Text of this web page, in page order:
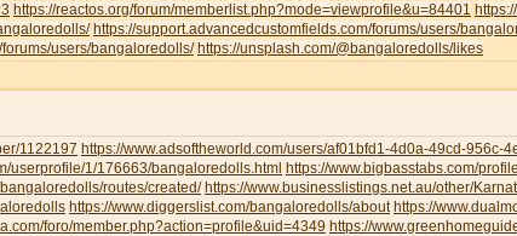
https://reactos.org/forum/memberlist.php?mode=viewprofile&u=84401
https://support.advancedcustomfields.com/forums/users/
users/bangaloredolls/ https://unsplash.com/@bangaloredolls/likes
1122197 https://www.adsoftheworld.com/users/af01bfd1-4d0a-49cd-956c-
userprofile/1/176663/bangaloredolls.html https://www.bigbasstabs.com/
routes/created/ https://www.businesslistings.net.au/other/
https://www.diggerslist.com/bangaloredolls/about https://
foro/member.php?action=profile&uid=4349 https://